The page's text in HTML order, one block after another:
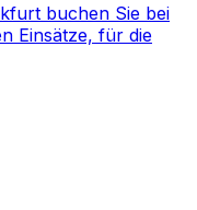
buchen Sie bei
Einsätze, für die